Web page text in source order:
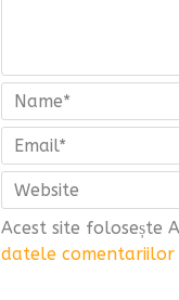
Acest site folosește
datele